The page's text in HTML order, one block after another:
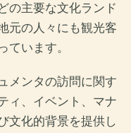
の主要な文化ランド
元の人々にも観光客
ています。
メンタの訪問に関す
ィ、イベント、マナ
文化的背景を提供し